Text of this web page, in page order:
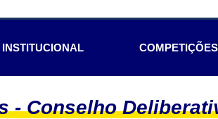
INSTITUCIONAL COMPETIÇÕES
-Conselho